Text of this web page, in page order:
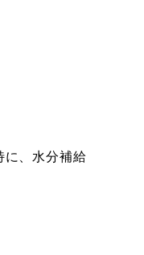
に、水分補給